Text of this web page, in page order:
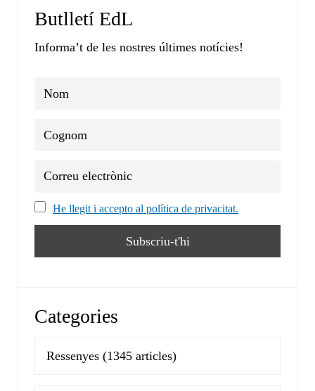
Butlletí EdL
Informa’t de les nostres últimes notícies!
He llegit i accepto al política de privacitat.
Categories
Ressenyes (1345 articles)